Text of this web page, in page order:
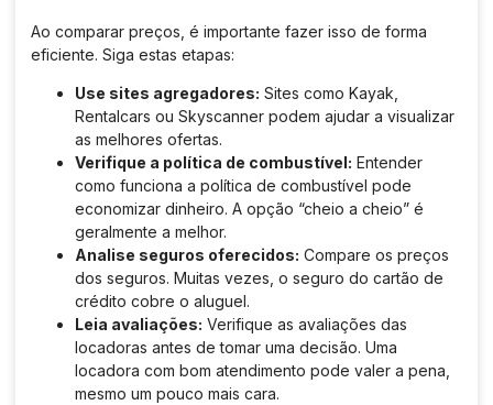
Ao comparar preços, é importante fazer isso de forma
eficiente. Siga estas etapas:
Use sites agregadores: Sites como Kayak,
Rentalcars ou Skyscanner podem ajudar a visualizar
as melhores ofertas.
Verifique a política de combustível: Entender
como funciona a política de combustível pode
economizar dinheiro. A opção “cheio a cheio” é
geralmente a melhor.
Analise seguros oferecidos: Compare os preços
dos seguros. Muitas vezes, o seguro do cartão de
crédito cobre o aluguel.
Leia avaliações: Verifique as avaliações das
locadoras antes de tomar uma decisão. Uma
locadora com bom atendimento pode valer a pena,
mesmo um pouco mais cara.